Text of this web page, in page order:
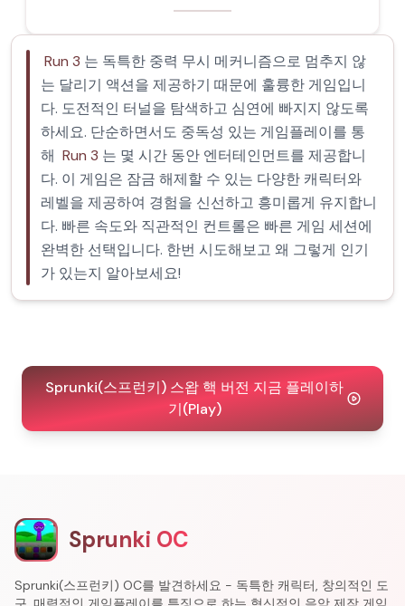
Run 3 는 독특한 중력 무시 메커니즘으로 멈추지 않
는 달리기 액션을 제공하기 때문에 훌륭한 게임입니
다. 도전적인 터널을 탐색하고 심연에 빠지지 않도록
하세요. 단순하면서도 중독성 있는 게임플레이를 통
해 Run 3 는 몇 시간 동안 엔터테인먼트를 제공합니
다. 이 게임은 잠금 해제할 수 있는 다양한 캐릭터와
레벨을 제공하여 경험을 신선하고 흥미롭게 유지합니
다. 빠른 속도와 직관적인 컨트롤은 빠른 게임 세션에
완벽한 선택입니다. 한번 시도해보고 왜 그렇게 인기
가 있는지 알아보세요!
Sprunki(스프런키) 스왑 핵 버전 지금 플레이하
기(Play)
Sprunki OC
Sprunki(스프런키) OC를 발견하세요 - 독특한 캐릭터, 창의적인 도